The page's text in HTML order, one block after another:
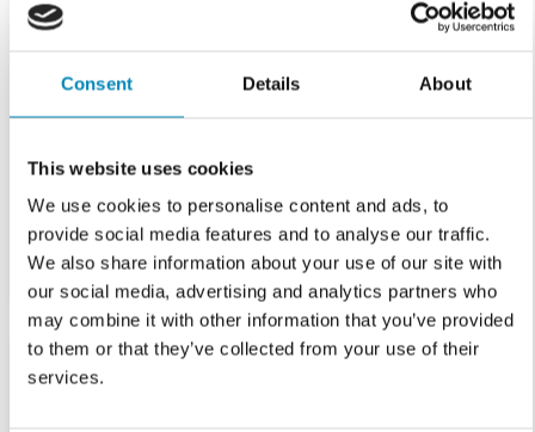
Consent Details About
This website uses cookies
We use cookies to personalise content and ads, to
provide social media features and to analyse our traffic.
We also share information about your use of our site with
our social media, advertising and analytics partners who
may combine it with other information that you’ve provided
to them or that they’ve collected from your use of their
services.